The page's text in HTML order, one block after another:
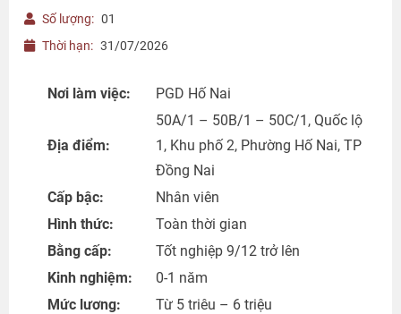
Số lượng: 01
Thời hạn: 31/07/2026
Nơi làm việc: PGD Hố Nai
Địa điểm:
50A/1 – 50B/1 – 50C/1, Quốc lộ
1, Khu phố 2, Phường Hố Nai, TP
Đồng Nai
Cấp bậc:
Nhân viên
Hình thức:
Toàn thời gian
Bằng cấp:
Tốt nghiệp 9/12 trở lên
Kinh nghiệm:
0-1 năm
Mức lương:
Từ 5 triêu – 6 triệu